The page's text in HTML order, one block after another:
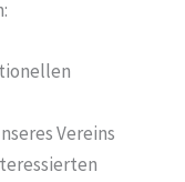
Vereins